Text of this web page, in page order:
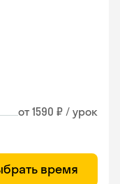
от 1590 ₽ / урок
время